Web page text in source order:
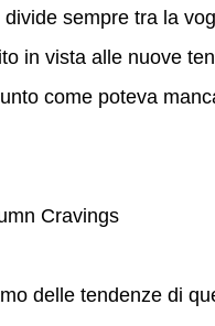
divide sempre tra la
in vista alle nuove
come poteva
Cravings
delle tendenze di